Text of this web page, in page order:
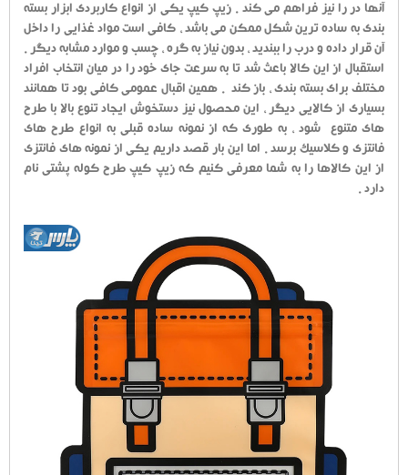
آنها در را نیز فراهم می کند . زیپ کیپ یکی از انواع کاربردی ابزار بسته
بندی به ساده ترین شکل ممکن می باشد ، کافی است مواد غذایی را داخل
آن قرار داده و درب را ببندید ، بدون نیاز به گره ، چسب و موارد مشابه دیگر .
استقبال از این کالا باعث شد تا به سرعت جای خود را در میان انتخاب افراد
مختلف برای بسته بندی ، باز کند . همین اقبال عمومی کافی بود تا همانند
بسیاری از کالایی دیگر ، این محصول نیز دستخوش ایجاد تنوع بالا با طرح
های متنوع شود ، به طوری که از نمونه ساده قبلی به انواع طرح های
فانتزی و کلاسیک برسد . اما این بار قصد داریم یکی از نمونه های فانتزی
از این کالاها را به شما معرفی کنیم که زیپ کیپ طرح کوله پشتی نام
دارد .